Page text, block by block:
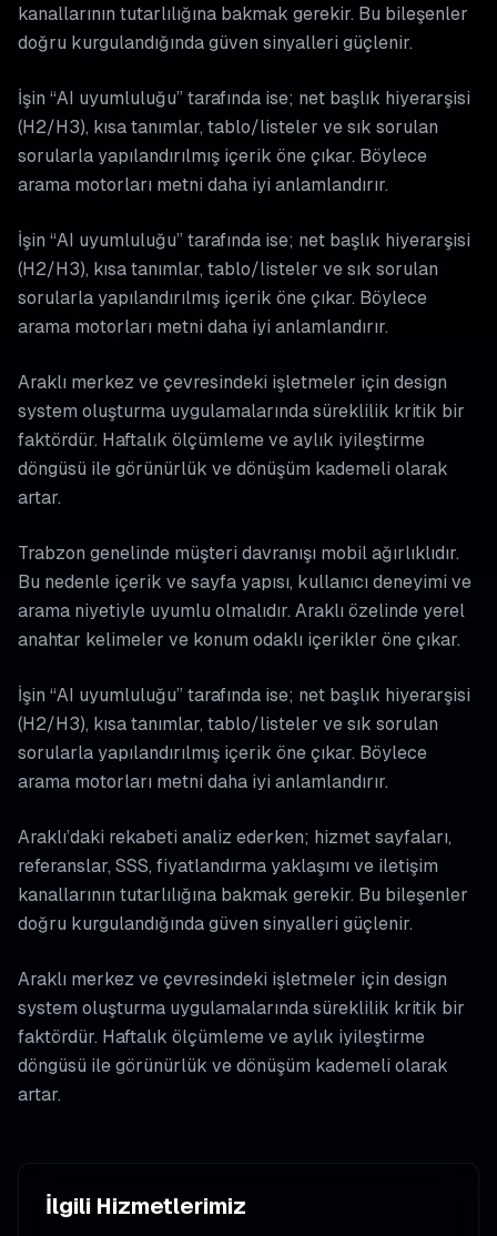
kanallarının tutarlılığına bakmak gerekir. Bu bileşenler
doğru kurgulandığında güven sinyalleri güçlenir.
İşin “AI uyumluluğu” tarafında ise; net başlık hiyerarşisi
(H2/H3), kısa tanımlar, tablo/listeler ve sık sorulan
sorularla yapılandırılmış içerik öne çıkar. Böylece
arama motorları metni daha iyi anlamlandırır.
İşin “AI uyumluluğu” tarafında ise; net başlık hiyerarşisi
(H2/H3), kısa tanımlar, tablo/listeler ve sık sorulan
sorularla yapılandırılmış içerik öne çıkar. Böylece
arama motorları metni daha iyi anlamlandırır.
Araklı merkez ve çevresindeki işletmeler için design
system oluşturma uygulamalarında süreklilik kritik bir
faktördür. Haftalık ölçümleme ve aylık iyileştirme
döngüsü ile görünürlük ve dönüşüm kademeli olarak
artar.
Trabzon genelinde müşteri davranışı mobil ağırlıklıdır.
Bu nedenle içerik ve sayfa yapısı, kullanıcı deneyimi ve
arama niyetiyle uyumlu olmalıdır. Araklı özelinde yerel
anahtar kelimeler ve konum odaklı içerikler öne çıkar.
İşin “AI uyumluluğu” tarafında ise; net başlık hiyerarşisi
(H2/H3), kısa tanımlar, tablo/listeler ve sık sorulan
sorularla yapılandırılmış içerik öne çıkar. Böylece
arama motorları metni daha iyi anlamlandırır.
Araklı’daki rekabeti analiz ederken; hizmet sayfaları,
referanslar, SSS, fiyatlandırma yaklaşımı ve iletişim
kanallarının tutarlılığına bakmak gerekir. Bu bileşenler
doğru kurgulandığında güven sinyalleri güçlenir.
Araklı merkez ve çevresindeki işletmeler için design
system oluşturma uygulamalarında süreklilik kritik bir
faktördür. Haftalık ölçümleme ve aylık iyileştirme
döngüsü ile görünürlük ve dönüşüm kademeli olarak
artar.
İlgili Hizmetlerimiz